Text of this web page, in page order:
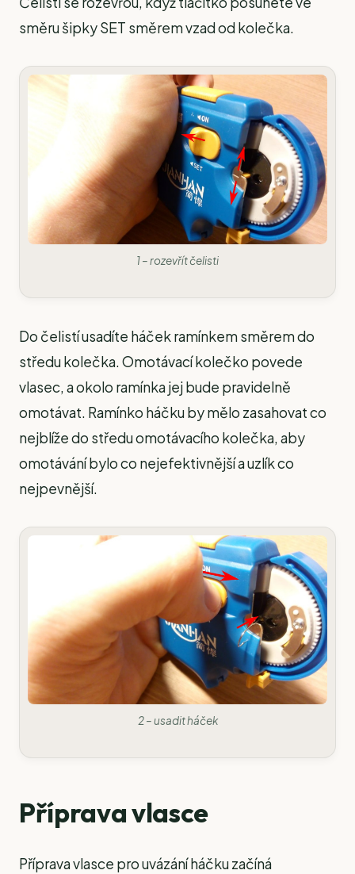
směru šipky SET směrem vzad od kolečka.
1 – rozevřít čelisti
Do čelistí usadíte háček ramínkem směrem do
středu kolečka. Omotávací kolečko povede
vlasec, a okolo ramínka jej bude pravidelně
omotávat. Ramínko háčku by mělo zasahovat co
nejblíže do středu omotávacího kolečka, aby
omotávání bylo co nejefektivnější a uzlík co
nejpevnější.
2 – usadit háček
Příprava vlasce
Příprava vlasce pro uvázání háčku začíná